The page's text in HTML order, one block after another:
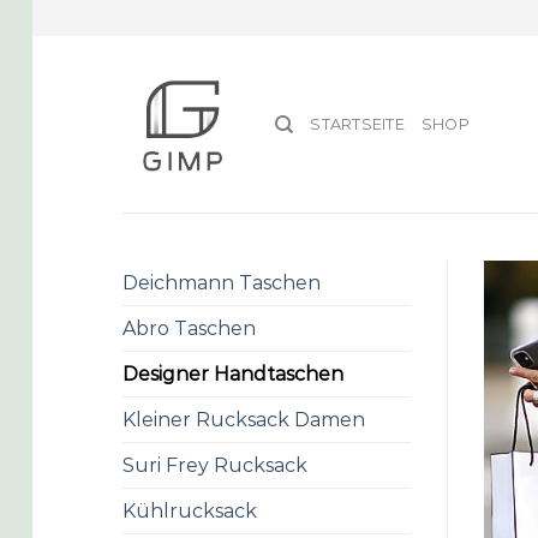
STARTSEITE SHOP
Deichmann Taschen
Abro Taschen
Designer Handtaschen
Kleiner Rucksack Damen
Suri Frey Rucksack
Kühlrucksack